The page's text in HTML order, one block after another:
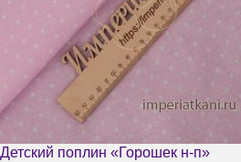
Детский поплин «Горошек н-п»